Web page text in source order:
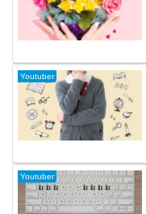
Youtuber
Youtuber